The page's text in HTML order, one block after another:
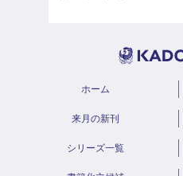
ホーム
来月の新刊
シリーズ一覧